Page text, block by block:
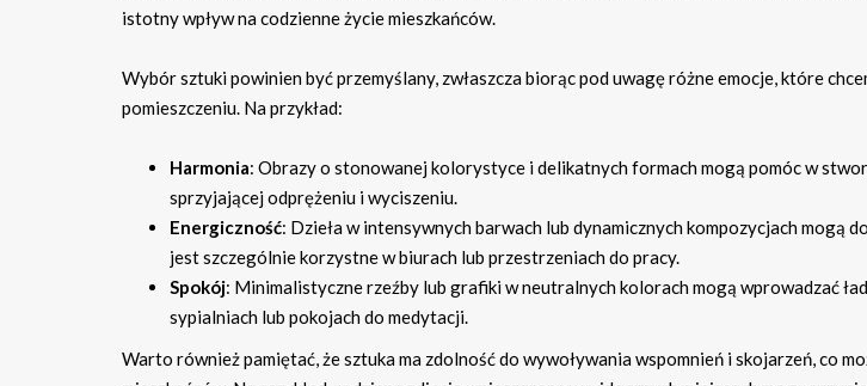
istotny wpływ na codzienne życie mieszkańców.
Wybór sztuki powinien być przemyślany, zwłaszcza biorąc pod uwagę różne emocje, które
pomieszczeniu. Na przykład:
Harmonia: Obrazy o stonowanej kolorystyce i delikatnych formach mogą pomóc w
sprzyjającej odprężeniu i wyciszeniu.
Energiczność: Dzieła w intensywnych barwach lub dynamicznych kompozycjach mogą
jest szczególnie korzystne w biurach lub przestrzeniach do pracy.
Spokój: Minimalistyczne rzeźby lub grafiki w neutralnych kolorach mogą wprowadzać
sypialniach lub pokojach do medytacji.
Warto również pamiętać, że sztuka ma zdolność do wywoływania wspomnień i skojarzeń, co